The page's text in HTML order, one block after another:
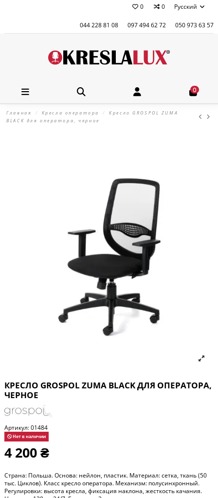
0 0 Русский
044 228 81 08 097 494 62 72 050 973 63 57
0
Главная Кресла оператора
Кресло GROSPOL ZUMA
BLACK для оператора, черное
КРЕСЛО GROSPOL ZUMA BLACK ДЛЯ ОПЕРАТОРА,
ЧЕРНОЕ
Артикул:01484
Нет в наличии
4 200 ₴
Страна: Польша. Основа: нейлон, пластик. Материал: сетка, ткань (50
тыс. Циклов). Класс кресло оператора. Механизм: полусинхронный.
Регулировки: высота кресла, фиксация наклона, жесткость качания.